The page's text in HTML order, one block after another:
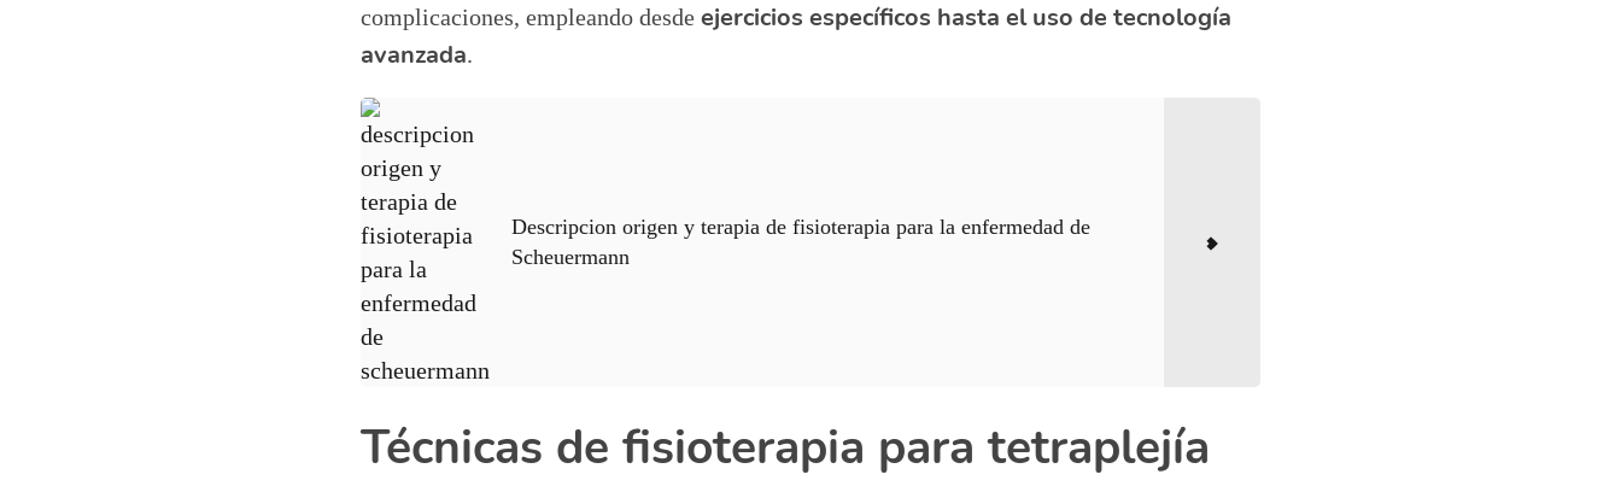
complicaciones, empleando desde ejercicios específicos hasta el uso de tecnología
avanzada.
Descripcion origen y terapia de fisioterapia para la enfermedad de
Scheuermann
Técnicas de fisioterapia para tetraplejía